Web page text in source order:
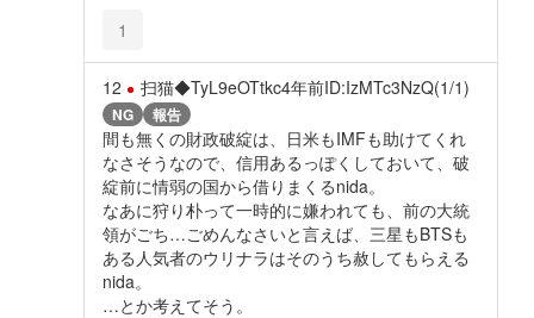
1
12 扫猫◆TyL9eOTtkc4年前ID:IzMTc3NzQ(1/1)
NG 報告
間も無くの財政破綻は、日米もIMFも助けてくれ
なさそうなので、信用あるっぽくしておいて、破
綻前に情弱の国から借りまくるnida。
なあに狩り朴って一時的に嫌われても、前の大統
領がごち…ごめんなさいと言えば、三星もBTSも
ある人気者のウリナラはそのうち赦してもらえる
nida。
…とか考えてそう。